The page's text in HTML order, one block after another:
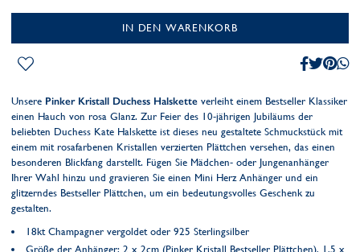
IN DEN WARENKORB
Unsere Pinker Kristall Duchess Halskette verleiht einem Bestseller Klassiker
einen Hauch von rosa Glanz. Zur Feier des 10-jährigen Jubiläums der
beliebten Duchess Kate Halskette ist dieses neu gestaltete Schmuckstück mit
einem mit rosafarbenen Kristallen verzierten Plättchen versehen, das einen
besonderen Blickfang darstellt. Fügen Sie Mädchen- oder Jungenanhänger
Ihrer Wahl hinzu und gravieren Sie einen Mini Herz Anhänger und ein
glitzerndes Bestseller Plättchen, um ein bedeutungsvolles Geschenk zu
gestalten.
18kt Champagner vergoldet oder 925 Sterlingsilber
Größe der Anhänger: 2 x 2cm (Pinker Kristall Bestseller Plättchen), 1,5 x